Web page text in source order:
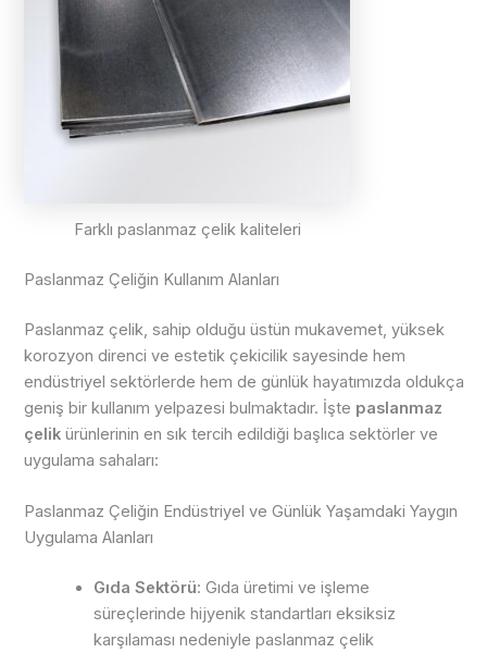
Farklı paslanmaz çelik kaliteleri
Paslanmaz Çeliğin Kullanım Alanları
Paslanmaz çelik, sahip olduğu üstün mukavemet, yüksek
korozyon direnci ve estetik çekicilik sayesinde hem
endüstriyel sektörlerde hem de günlük hayatımızda oldukça
geniş bir kullanım yelpazesi bulmaktadır. İşte paslanmaz
çelik ürünlerinin en sık tercih edildiği başlıca sektörler ve
uygulama sahaları:
Paslanmaz Çeliğin Endüstriyel ve Günlük Yaşamdaki Yaygın
Uygulama Alanları
Gıda Sektörü: Gıda üretimi ve işleme
süreçlerinde hijyenik standartları eksiksiz
karşılaması nedeniyle paslanmaz çelik